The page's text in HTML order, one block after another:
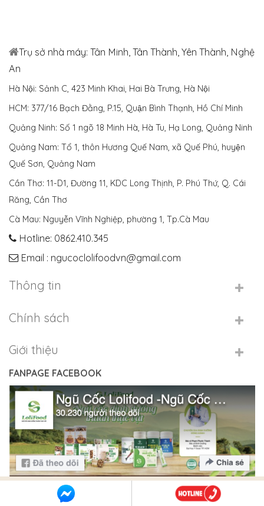
Trụ sở nhà máy: Tân Minh, Tân Thành, Yên Thành, Nghệ
An
Hà Nội: Sảnh C, 423 Minh Khai, Hai Bà Trưng, Hà Nội
HCM: 377/16 Bạch Đằng, P.15, Quận Bình Thạnh, Hồ Chí Minh
Quảng Ninh: Số 1 ngõ 18 Minh Hà, Hà Tu, Hạ Long, Quảng Ninh
Quảng Nam: Tổ 1, thôn Hương Quế Nam, xã Quế Phú, huyện
Quế Sơn, Quảng Nam
Cần Thơ: 11-D1, Đường 11, KDC Long Thịnh, P. Phú Thứ, Q. Cái
Răng, Cần Thơ
Cà Mau: Nguyễn Vĩnh Nghiệp, phường 1, Tp.Cà Mau
Hotline: 0862.410.345
Email : ngucoclolifoodvn@gmail.com
Thông tin
Chính sách
Giới thiệu
FANPAGE FACEBOOK
Copyright 2026 © Ngũ Cốc LoliFood